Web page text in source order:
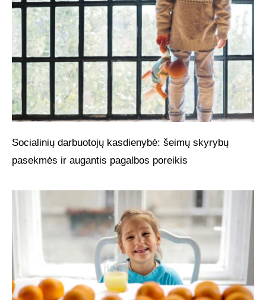
Socialinių darbuotojų kasdienybė: šeimų skyrybų
pasekmės ir augantis pagalbos poreikis